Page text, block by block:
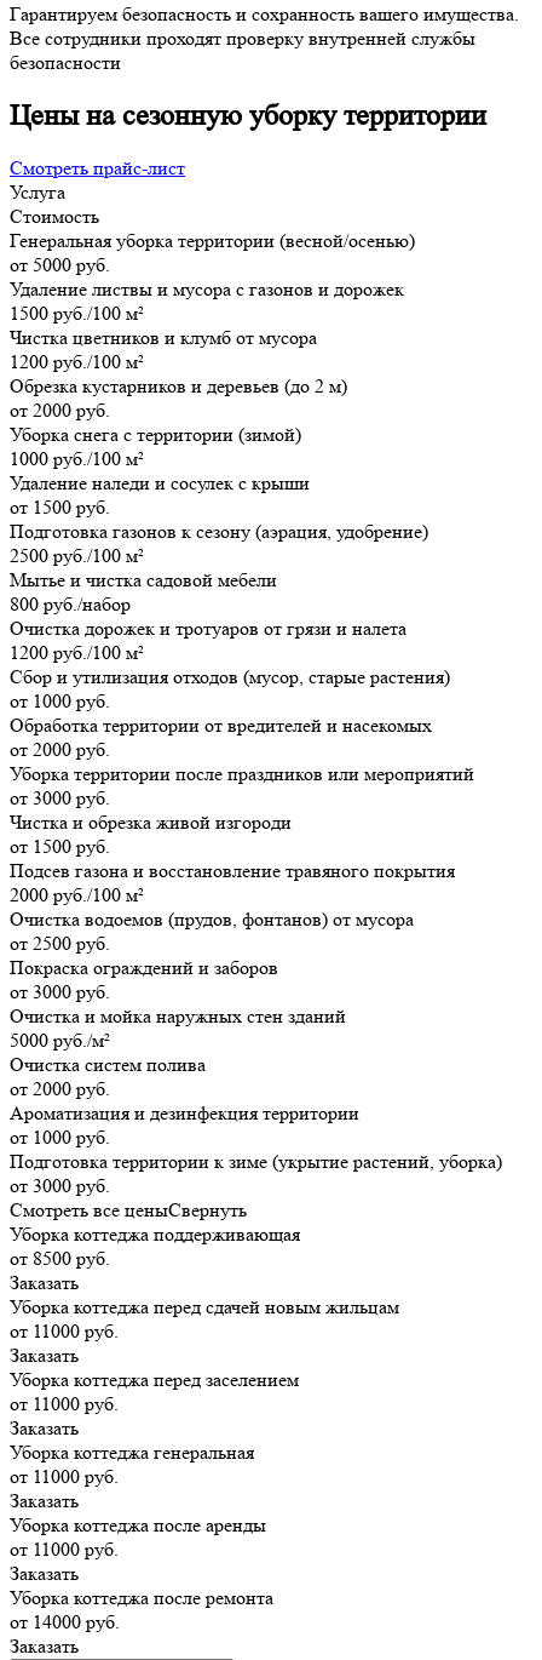
Гарантируем безопасность и сохранность вашего имущества.
Все сотрудники проходят проверку внутренней службы
безопасности
Цены на сезонную уборку территории
Смотреть прайс-лист
Услуга
Стоимость
Генеральная уборка территории (весной/осенью)
от 5000 руб.
Удаление листвы и мусора с газонов и дорожек
1500 руб./100 м²
Чистка цветников и клумб от мусора
1200 руб./100 м²
Обрезка кустарников и деревьев (до 2 м)
от 2000 руб.
Уборка снега с территории (зимой)
1000 руб./100 м²
Удаление наледи и сосулек с крыши
от 1500 руб.
Подготовка газонов к сезону (аэрация, удобрение)
2500 руб./100 м²
Мытье и чистка садовой мебели
800 руб./набор
Очистка дорожек и тротуаров от грязи и налета
1200 руб./100 м²
Сбор и утилизация отходов (мусор, старые растения)
от 1000 руб.
Обработка территории от вредителей и насекомых
от 2000 руб.
Уборка территории после праздников или мероприятий
от 3000 руб.
Чистка и обрезка живой изгороди
от 1500 руб.
Подсев газона и восстановление травяного покрытия
2000 руб./100 м²
Очистка водоемов (прудов, фонтанов) от мусора
от 2500 руб.
Покраска ограждений и заборов
от 3000 руб.
Очистка и мойка наружных стен зданий
5000 руб./м²
Очистка систем полива
от 2000 руб.
Ароматизация и дезинфекция территории
от 1000 руб.
Подготовка территории к зиме (укрытие растений, уборка)
от 3000 руб.
Смотреть все ценыСвернуть
Уборка коттеджа поддерживающая
от 8500 руб.
Заказать
Уборка коттеджа перед сдачей новым жильцам
от 11000 руб.
Заказать
Уборка коттеджа перед заселением
от 11000 руб.
Заказать
Уборка коттеджа генеральная
от 11000 руб.
Заказать
Уборка коттеджа после аренды
от 11000 руб.
Заказать
Уборка коттеджа после ремонта
от 14000 руб.
Заказать